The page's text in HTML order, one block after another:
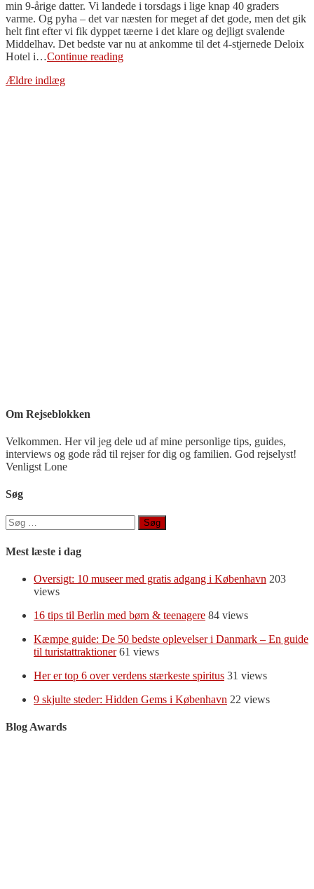
min 9-årige datter. Vi landede i torsdags i lige knap 40 graders
varme. Og pyha – det var næsten for meget af det gode, men det gik
helt fint efter vi fik dyppet tæerne i det klare og dejligt svalende
Middelhav. Det bedste var nu at ankomme til det 4-stjernede Deloix
Hotel i…Continue readingSpanien:
Navigation
Ældre indlæg
Om Rejseblokken
Velkommen. Her vil jeg dele ud af mine personlige tips, guides,
interviews og gode råd til rejser for dig og familien. God rejselyst!
Venligst Lone
Søg
Søg
efter:
Mest læste i dag
Oversigt: 10 museer med gratis adgang i København 203
views
16 tips til Berlin med børn & teenagere 84 views
Kæmpe guide: De 50 bedste oplevelser i Danmark – En guide
til turistattraktioner 61 views
Her er top 6 over verdens stærkeste spiritus 31 views
9 skjulte steder: Hidden Gems i København 22 views
Blog Awards